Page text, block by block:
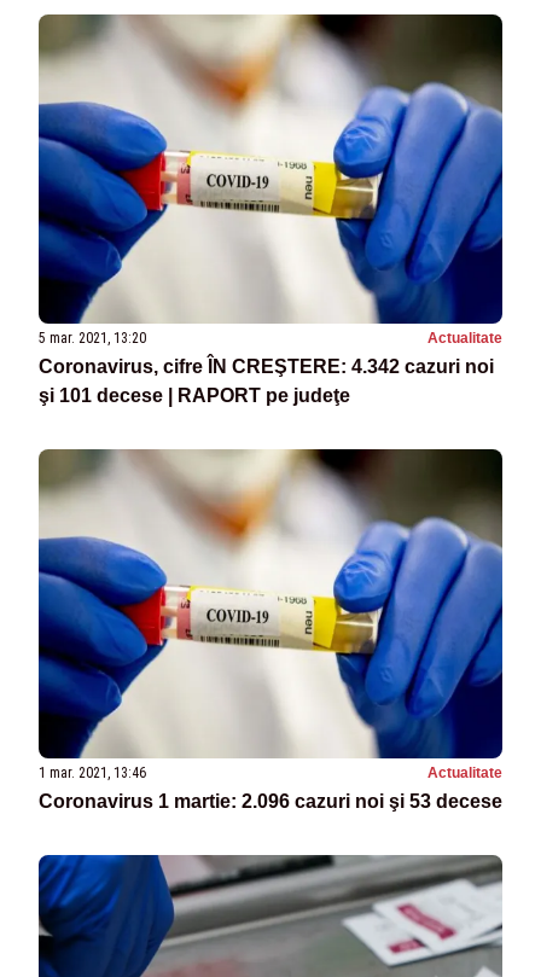
5 mar. 2021, 13:20 Actualitate
Coronavirus, cifre ÎN CREŞTERE: 4.342 cazuri noi
şi 101 decese | RAPORT pe judeţe
1 mar. 2021, 13:46 Actualitate
Coronavirus 1 martie: 2.096 cazuri noi şi 53 decese